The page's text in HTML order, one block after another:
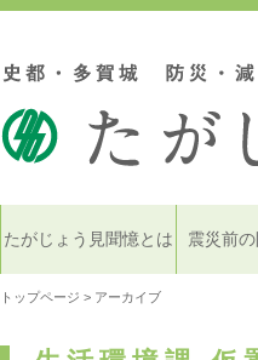
たがじょう見聞憶とは 震災前
トップページ > アーカイブ